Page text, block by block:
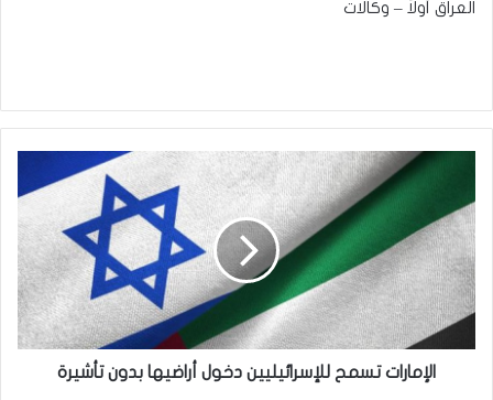
العراق أولاً – وكالات
الإمارات
للإسرائيليين
دخول
أراضيها
بدون
تأشيرة
الإمارات تسمح للإسرائيليين دخول أراضيها بدون تأشيرة